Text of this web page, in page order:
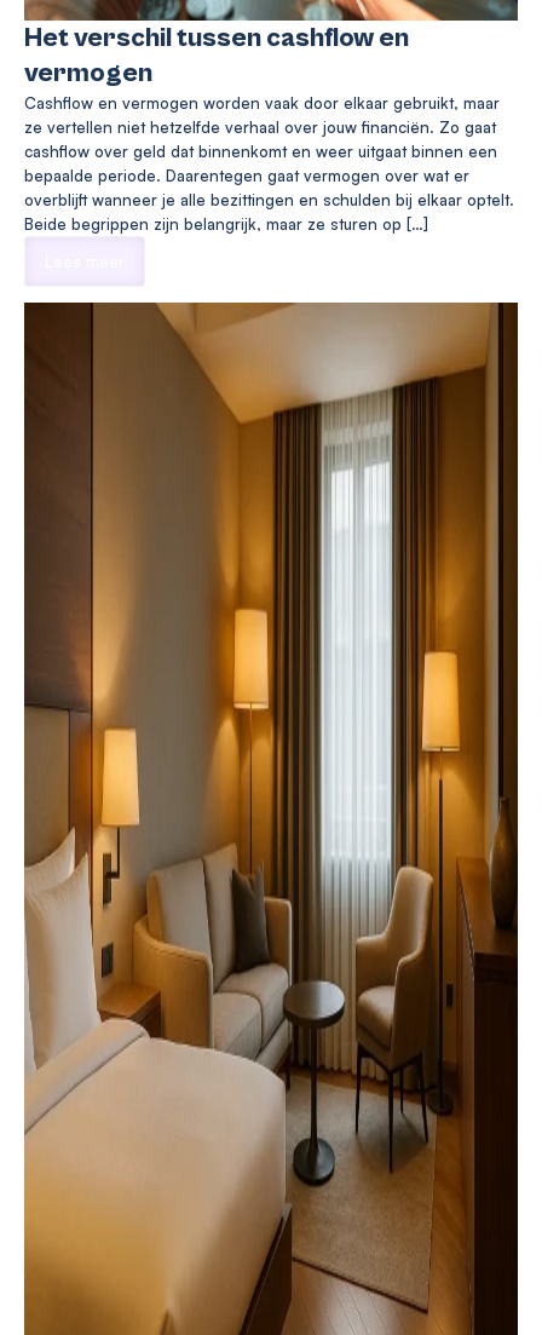
Het verschil tussen cashflow en
vermogen
Cashflow en vermogen worden vaak door elkaar gebruikt, maar
ze vertellen niet hetzelfde verhaal over jouw financiën. Zo gaat
cashflow over geld dat binnenkomt en weer uitgaat binnen een
bepaalde periode. Daarentegen gaat vermogen over wat er
overblijft wanneer je alle bezittingen en schulden bij elkaar optelt.
Beide begrippen zijn belangrijk, maar ze sturen op […]